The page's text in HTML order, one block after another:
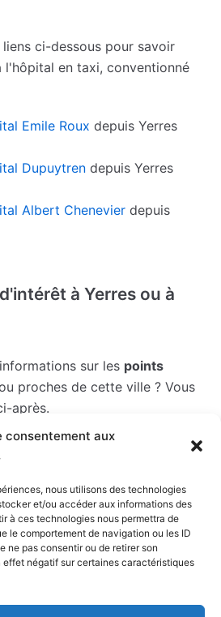
consentement aux
nous utilisons des technologies
et/ou accéder aux informations des
à ces technologies nous permettra de
le comportement de navigation ou les ID
ne pas consentir ou de retirer son
négatif sur certaines caractéristiques
ci-dessous pour savoir
l'hôpital en taxi, conventionné
Emile Roux depuis Yerres
Dupuytren depuis Yerres
Albert Chenevier depuis
à Yerres ou à
sur les points
proches de cette ville ? Vous
après.
sont généralement bien
de transports. Si vous cliquez
vous en saurez plus
taxi et la proximité des
d'intérêt en question.
Vincennes(7,5 km)
de Paris(9 km)